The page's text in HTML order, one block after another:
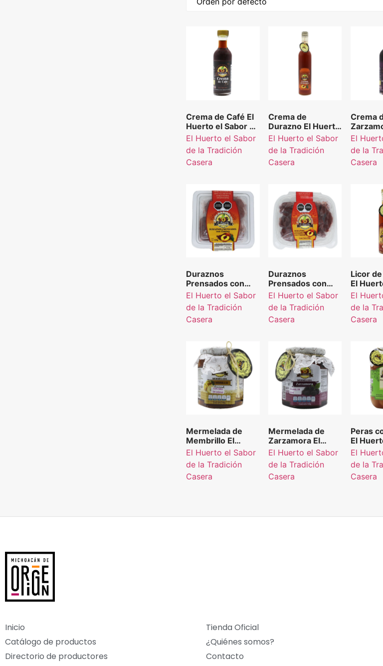
Crema de Café El
Huerto el Sabor de
la Tradición
Casera 50 ml.
El Huerto el Sabor
de la Tradición
Casera
Crema de
Durazno El Huerto
el Sabor de la
Tradición Casera
500 ml.
El Huerto el Sabor
de la Tradición
Casera
Crema
Huerto
la
Casera
El
de la
Casera
Duraznos
Prensados con
Chamoy El Huerto
el Sabor de la
Tradición Casera
150 g.
El Huerto el Sabor
de la Tradición
Casera
Duraznos
Prensados con
Chamoy El Huerto
el Sabor de la
Tradición Casera
500 g.
El Huerto el Sabor
de la Tradición
Casera
Licor
El
de la
Casera
El
de la
Casera
Mermelada de
Membrillo El
Huerto el Sabor de
la Tradición
Casera 330 g.
El Huerto el Sabor
de la Tradición
Casera
Mermelada de
Zarzamora El
Huerto el Sabor de
la Tradición
Casera 330 g.
El Huerto el Sabor
de la Tradición
Casera
Peras
El
de la
Casera
El
de la
Casera
Inicio
Catálogo de productos
Directorio de productores
Tienda Oficial
¿Quiénes somos?
Contacto